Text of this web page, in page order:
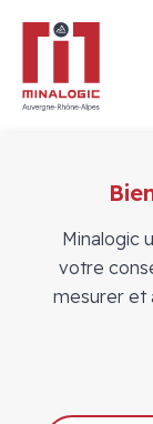
Minalogic
votre
mesurer et